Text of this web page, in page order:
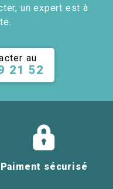
un expert est à
au
21 52
Paiment sécurisé